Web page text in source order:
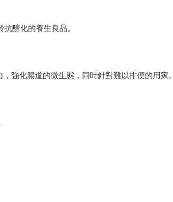
醣化的養生良品。
強化腸道的微生態，同時針對難以排便的用家。